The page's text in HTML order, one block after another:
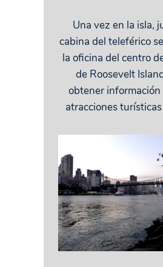
Una vez en la isla,
cabina del teleférico
la oficina del centro
de Roosevelt
obtener información
atracciones